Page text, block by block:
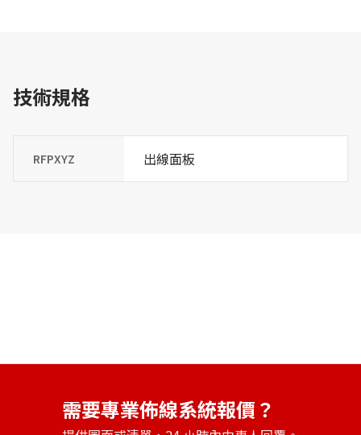
技術規格
RFPXYZ 出線面板
需要專業佈線系統報價？